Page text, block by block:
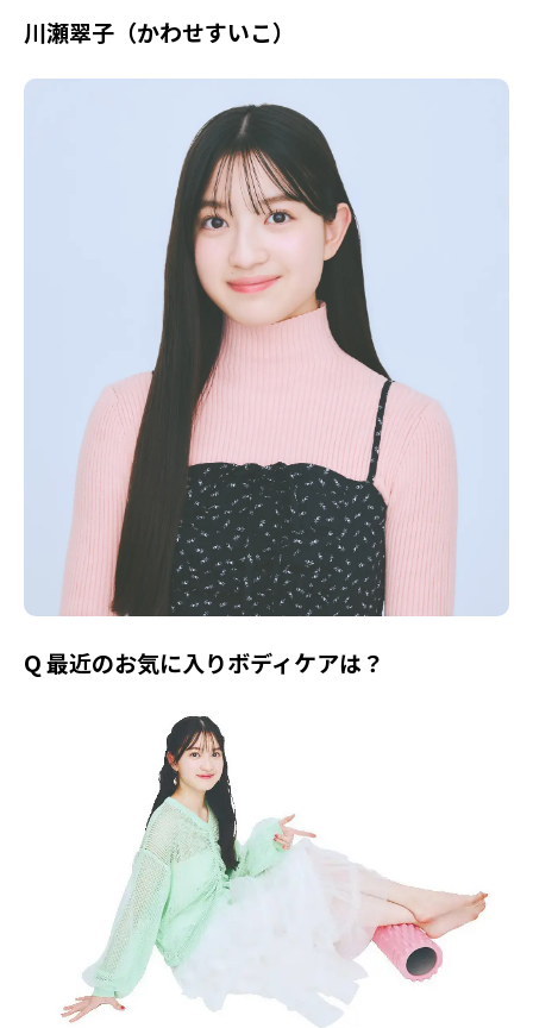
ST member
新規会員登録・ログイン
川瀬翠子（かわせすいこ）
Q 最近のお気に入りボディケアは？